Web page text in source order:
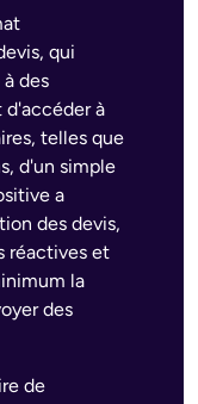
qui
des
à
telles que
d'un simple
a
des devis,
réactives et
la
des
de